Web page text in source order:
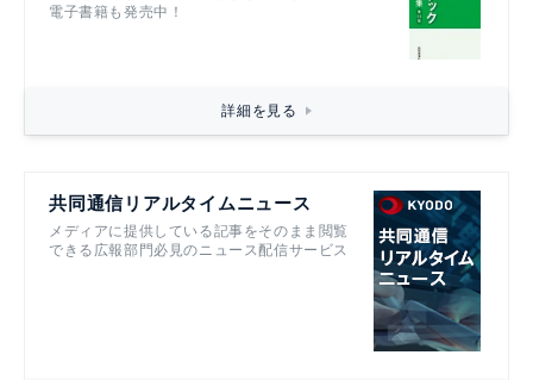
電子書籍も発売中！
詳細を見る
共同通信リアルタイムニュース
メディアに提供している記事をそのまま閲覧
できる広報部門必見のニュース配信サービス